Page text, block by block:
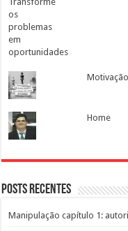
Home
Posts recentes
Manipulação capítulo 1: